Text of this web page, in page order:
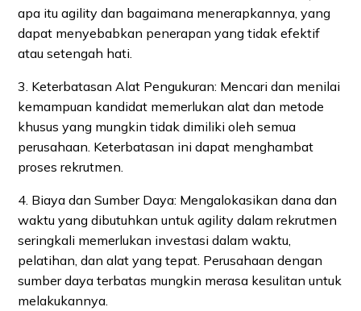
apa itu agility dan bagaimana menerapkannya, yang
dapat menyebabkan penerapan yang tidak efektif
atau setengah hati.
3. Keterbatasan Alat Pengukuran: Mencari dan menilai
kemampuan kandidat memerlukan alat dan metode
khusus yang mungkin tidak dimiliki oleh semua
perusahaan. Keterbatasan ini dapat menghambat
proses rekrutmen.
4. Biaya dan Sumber Daya: Mengalokasikan dana dan
waktu yang dibutuhkan untuk agility dalam rekrutmen
seringkali memerlukan investasi dalam waktu,
pelatihan, dan alat yang tepat. Perusahaan dengan
sumber daya terbatas mungkin merasa kesulitan untuk
melakukannya.